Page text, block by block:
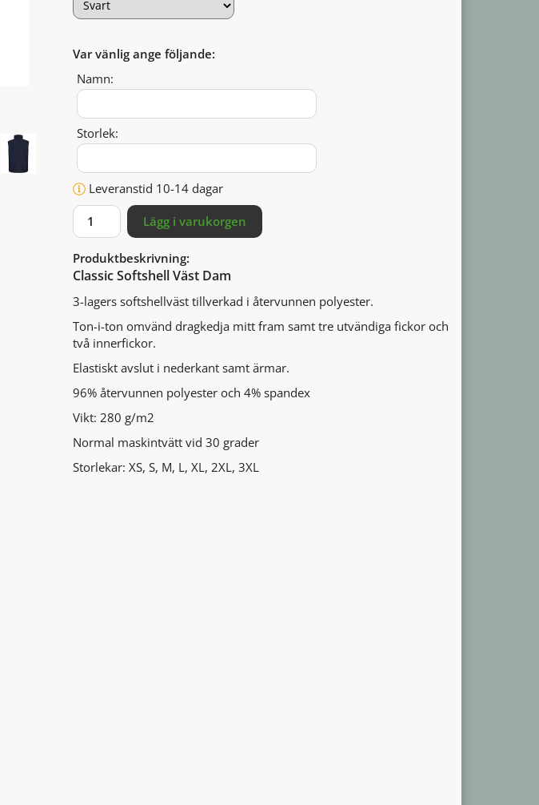
Var vänlig ange följande:
Namn:
Storlek:
Leveranstid 10-14 dagar
Lägg i varukorgen
Produktbeskrivning:
Classic Softshell Väst Dam
3-lagers softshellväst tillverkad i återvunnen polyester.
Ton-i-ton omvänd dragkedja mitt fram samt tre utvändiga fickor och
två innerfickor.
Elastiskt avslut i nederkant samt ärmar.
96% återvunnen polyester och 4% spandex
Vikt: 280 g/m2
Normal maskintvätt vid 30 grader
Storlekar: XS, S, M, L, XL, 2XL, 3XL